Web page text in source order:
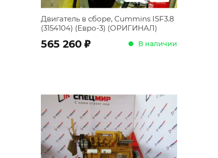
Двигатель в сборе, Cummins ISF3.8
(3154104) (Евро-3) (ОРИГИНАЛ)
565 260 ; В наличии